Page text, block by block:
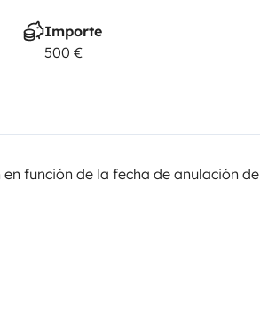
Importe
500 €
función de la fecha de anulación de